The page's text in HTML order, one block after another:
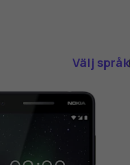
Välj språk